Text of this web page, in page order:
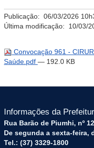
Publicação: 06/03/2026
Última modificação: 10/03/
Convocação 961 -
Saúde.pdf — 192.0 KB
Informações da
Rua Barão de Piumhi, nº
De segunda a sexta-feira,
Tel.: (37) 3329-1800